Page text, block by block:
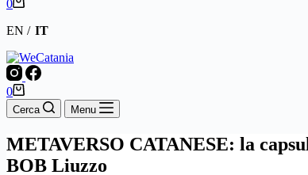
0
EN
IT
Carrello
0
Cerca Menu
METAVERSO CATANESE: la
BOB Liuzzo